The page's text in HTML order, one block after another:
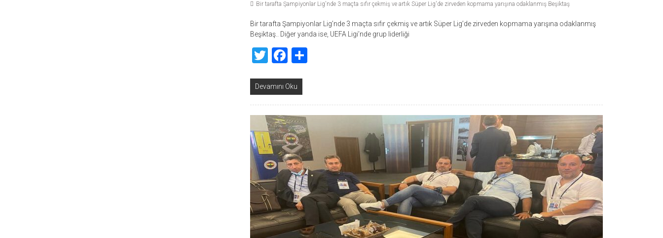
Bir tarafta Şampiyonlar Lig'nde 3 maçta sıfır çekmiş ve artık Süper Lig'de zirveden kopmama yarışına odaklanmış Beşiktaş
Bir tarafta Şampiyonlar Lig’nde 3 maçta sıfır çekmiş ve artık Süper Lig’de zirveden kopmama yarışına odaklanmış
Beşiktaş.. Diğer yanda ise, UEFA Ligi’nde grup liderliği
TwitterFacebook
Devamını Oku